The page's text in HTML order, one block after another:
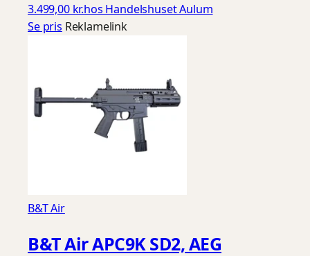
3.499,00 kr.hos Handelshuset Aulum
Se pris Reklamelink
B&T Air
B&T Air APC9K SD2, AEG